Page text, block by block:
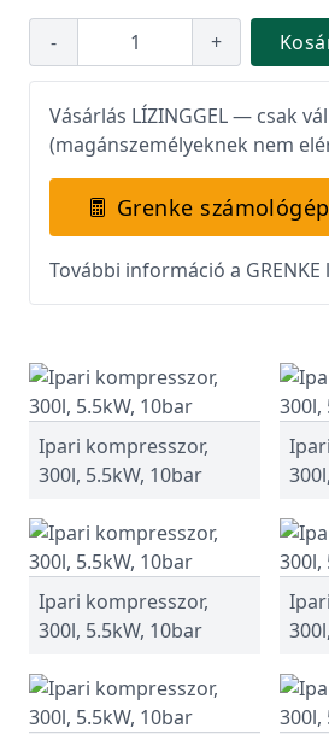
- +
Vásárlás LÍZINGGEL — csak
(magánszemélyeknek nem
Grenke számológép
További információ a
Ipari kompresszor,
300l, 5.5kW, 10bar
Ipari kompresszor,
300l, 5.5kW, 10bar